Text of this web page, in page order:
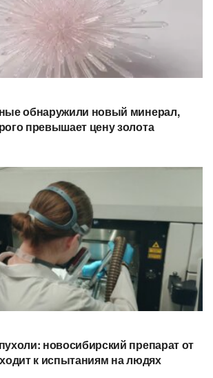
обнаружили новый минерал,
превышает цену золота
новосибирский препарат от
к испытаниям на людях